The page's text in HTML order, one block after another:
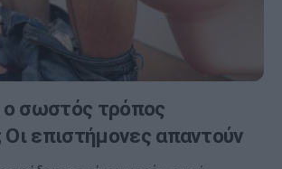
ο σωστός τρόπος
επιστήμονες απαντούν